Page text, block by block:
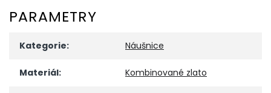
PARAMETRY
Kategorie: Náušnice
Materiál: Kombinované zlato